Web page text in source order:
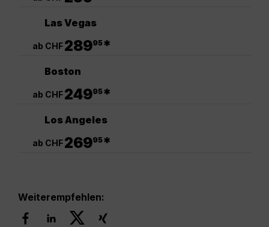
Las Vegas
ab CHF28995*
Boston
ab CHF24995*
Los Angeles
ab CHF26995*
Weiterempfehlen: